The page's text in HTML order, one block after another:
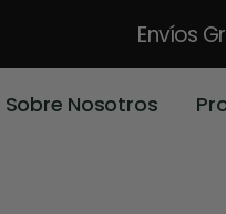
Envíos
Sobre Nosotros